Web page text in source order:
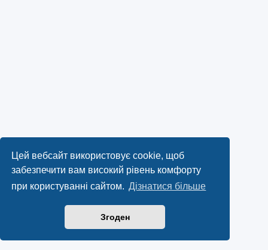
Цей вебсайт використовує cookie, щоб
забезпечити вам високий рівень комфорту
при користуванні сайтом. Дізнатися більше
Згоден